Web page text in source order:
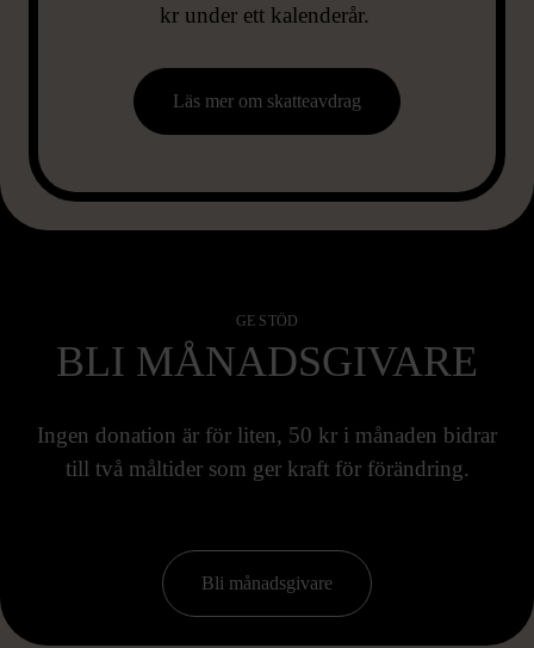
kr under ett kalenderår.
Läs mer om skatteavdrag
GE STÖD
BLI MÅNADSGIVARE
Ingen donation är för liten, 50 kr i månaden bidrar
till två måltider som ger kraft för förändring.
Bli månadsgivare